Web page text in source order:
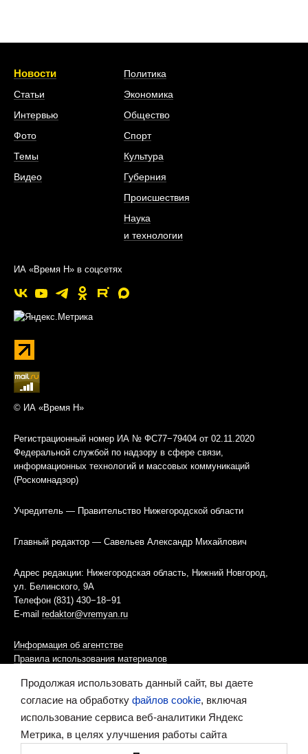
Новости
Статьи
Интервью
Фото
Темы
Видео
Политика
Экономика
Общество
Спорт
Культура
Губерния
Происшествия
Наука
и технологии
ИА «Время Н» в соцсетях
© ИА «Время Н»
Регистрационный номер ИА № ФС77−79404 от 02.11.2020
Федеральной службой по надзору в сфере связи,
информационных технологий и массовых коммуникаций
(Роскомнадзор)
Учредитель — Правительство Нижегородской области
Главный редактор — Савельев Александр Михайлович
Адрес редакции: Нижегородская область, Нижний Новгород,
ул. Белинского, 9А
Телефон (831) 430−18−91
E-mail redaktor@vremyan.ru
Информация об агентстве
Правила использования материалов
Информационная политика использования «cookies»-файлов
Ресурс содержит материалы 16+
Продолжая использовать данный сайт, вы даете
согласие на обработку файлов cookie, включая
использование сервиса веб-аналитики Яндекс
Метрика, в целях улучшения работы сайта